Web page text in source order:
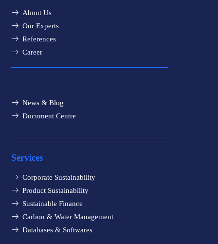
About Us
Our Experts
References
Career
News & Blog
Document Centre
Services
Corporate Sustainability
Product Sustainability
Sustainable Finance
Carbon & Water Management
Databases & Softwares